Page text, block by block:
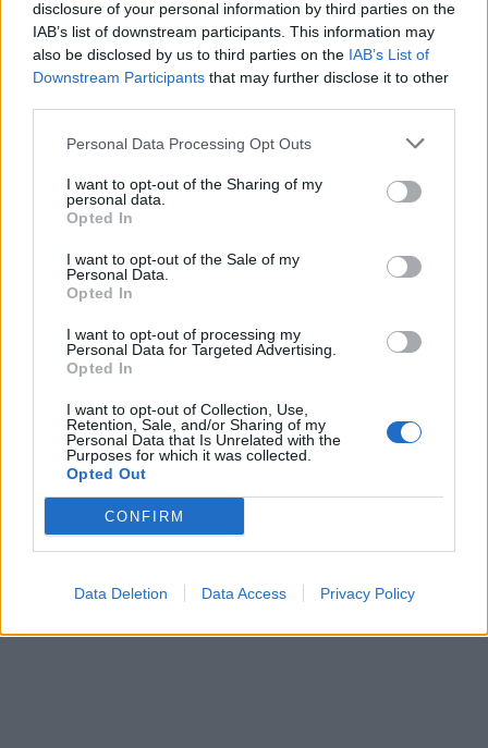
disclosure of your personal information by third parties on the
IAB’s list of downstream participants. This information may
also be disclosed by us to third parties on the IAB’s List of
Downstream Participants that may further disclose it to other
Personal Data Processing Opt Outs
I want to opt-out of the Sharing of my
personal data.
Opted In
I want to opt-out of the Sale of my
Personal Data.
Opted In
I want to opt-out of processing my
Personal Data for Targeted Advertising.
Opted In
I want to opt-out of Collection, Use,
Retention, Sale, and/or Sharing of my
Personal Data that Is Unrelated with the
Purposes for which it was collected.
Opted Out
CONFIRM
Data Deletion Data Access Privacy Policy